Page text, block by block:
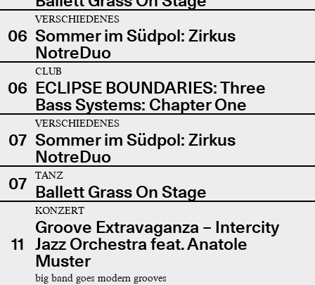
06
VERSCHIEDENES
Sommer im Südpol: Zirkus
NotreDuo
06
CLUB
ECLIPSE BOUNDARIES: Three
Bass Systems: Chapter One
07
VERSCHIEDENES
Sommer im Südpol: Zirkus
NotreDuo
07
TANZ
Ballett Grass On Stage
11
KONZERT
Groove Extravaganza – Intercity
Jazz Orchestra feat. Anatole
Muster
big band goes modern grooves